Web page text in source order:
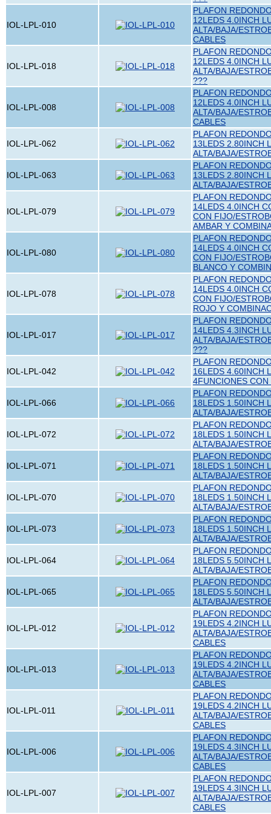
IOL-LPL-010
PLAFON
12LEDS 4.0INCH
ALTA/BAJA/
CABLES
IOL-LPL-018
PLAFON
12LEDS 4.0INCH
ALTA/BAJA/
???
IOL-LPL-008
PLAFON
12LEDS 4.0INCH
ALTA/BAJA/
CABLES
IOL-LPL-062
PLAFON
13LEDS 2.80INCH
ALTA/BAJA/
IOL-LPL-063
PLAFON
13LEDS 2.80INCH
ALTA/BAJA/
IOL-LPL-079
PLAFON
14LEDS 4.0INCH
CON FIJO/
AMBAR Y
IOL-LPL-080
PLAFON
14LEDS 4.0INCH
CON FIJO/
BLANCO Y
IOL-LPL-078
PLAFON
14LEDS 4.0INCH
CON FIJO/
ROJO Y
IOL-LPL-017
PLAFON
14LEDS 4.3INCH
ALTA/BAJA/
???
IOL-LPL-042
PLAFON
16LEDS 4.60INCH
4FUNCIONES CON
IOL-LPL-066
PLAFON
18LEDS 1.50INCH
ALTA/BAJA/
IOL-LPL-072
PLAFON
18LEDS 1.50INCH
ALTA/BAJA/
IOL-LPL-071
PLAFON
18LEDS 1.50INCH
ALTA/BAJA/
IOL-LPL-070
PLAFON
18LEDS 1.50INCH
ALTA/BAJA/
IOL-LPL-073
PLAFON
18LEDS 1.50INCH
ALTA/BAJA/
IOL-LPL-064
PLAFON
18LEDS 5.50INCH
ALTA/BAJA/
IOL-LPL-065
PLAFON
18LEDS 5.50INCH
ALTA/BAJA/
IOL-LPL-012
PLAFON
19LEDS 4.2INCH
ALTA/BAJA/
CABLES
IOL-LPL-013
PLAFON
19LEDS 4.2INCH
ALTA/BAJA/
CABLES
IOL-LPL-011
PLAFON
19LEDS 4.2INCH
ALTA/BAJA/
CABLES
IOL-LPL-006
PLAFON
19LEDS 4.3INCH
ALTA/BAJA/
CABLES
IOL-LPL-007
PLAFON
19LEDS 4.3INCH
ALTA/BAJA/
CABLES